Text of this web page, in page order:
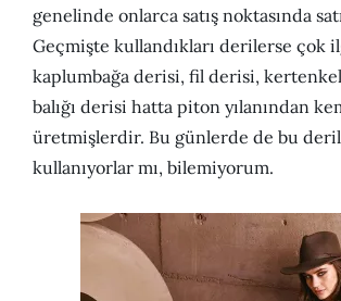
genelinde onlarca satış noktasında
Geçmişte kullandıkları derilerse çok
kaplumbağa derisi, fil derisi,
balığı derisi hatta piton yılanından
üretmişlerdir. Bu günlerde de bu
kullanıyorlar mı, bilemiyorum.